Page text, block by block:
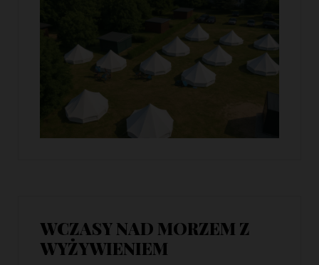
WCZASY NAD MORZEM Z
WYŻYWIENIEM